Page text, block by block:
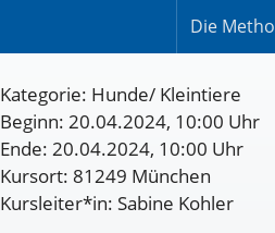
Die
Kategorie: Hunde/ Kleintiere
Beginn: 20.04.2024, 10:00 Uhr
Ende: 20.04.2024, 10:00 Uhr
Kursort: 81249 München
Kursleiter*in: Sabine Kohler